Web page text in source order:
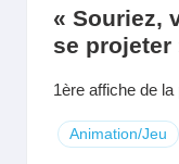
« Souriez,
se projeter
1ère affiche de
Animation/Jeu